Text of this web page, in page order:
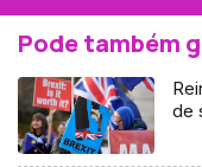
Pode também
de